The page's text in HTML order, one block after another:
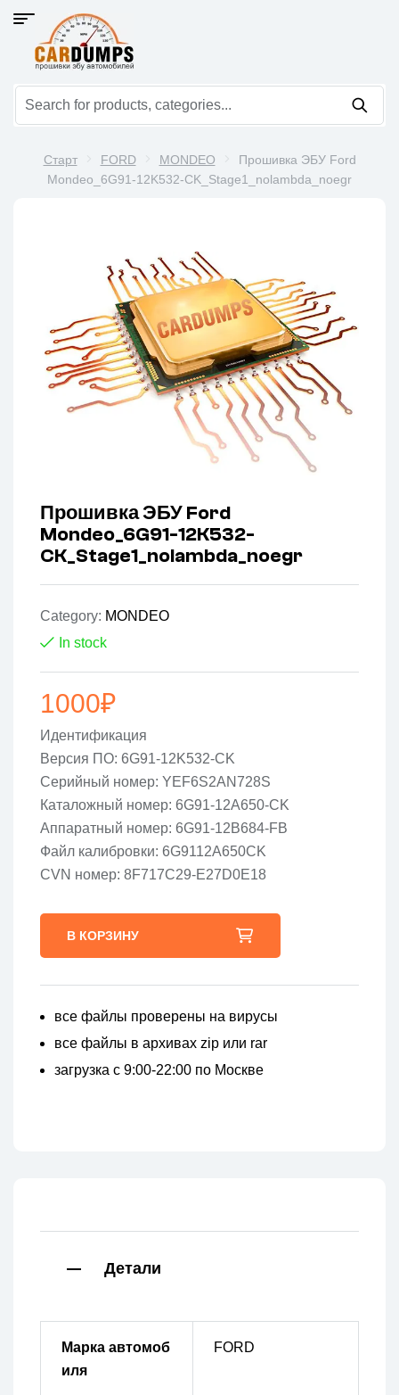
Старт FORD MONDEO
Прошивка ЭБУ Ford
Mondeo_6G91-12K532-CK_Stage1_nolambda_noegr
Прошивка ЭБУ Ford
Mondeo_6G91-12K532-
CK_Stage1_nolambda_noegr
Category: MONDEO
In stock
1000₽
Идентификация
Версия ПО: 6G91-12K532-CK
Серийный номер: YEF6S2AN728S
Каталожный номер: 6G91-12A650-CK
Аппаратный номер: 6G91-12B684-FB
Файл калибровки: 6G9112A650CK
CVN номер: 8F717C29-E27D0E18
В КОРЗИНУ
все файлы проверены на вирусы
все файлы в архивах zip или rar
загрузка с 9:00-22:00 по Москве
Детали
Марка автомоб
иля
FORD